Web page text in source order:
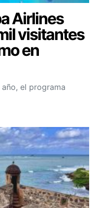
Airlines
visitantes
en
el programa